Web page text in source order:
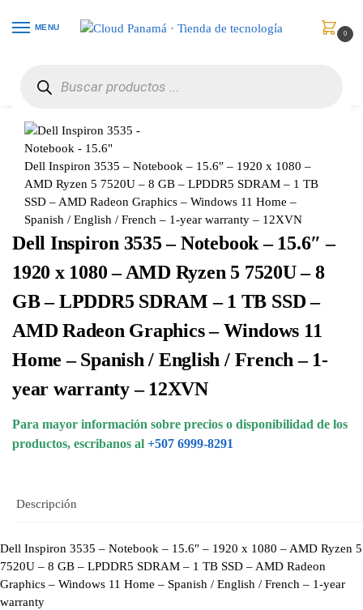
MENU
0
Dell Inspiron 3535 – Notebook – 15.6″ – 1920 x 1080 –
AMD Ryzen 5 7520U – 8 GB – LPDDR5 SDRAM – 1 TB
SSD – AMD Radeon Graphics – Windows 11 Home –
Spanish / English / French – 1-year warranty – 12XVN
Dell Inspiron 3535 – Notebook – 15.6″ –
1920 x 1080 – AMD Ryzen 5 7520U – 8
GB – LPDDR5 SDRAM – 1 TB SSD –
AMD Radeon Graphics – Windows 11
Home – Spanish / English / French – 1-
year warranty – 12XVN
Para mayor información sobre precios o disponibilidad de los
productos, escribanos al +507 6999-8291
Descripción
Dell Inspiron 3535 – Notebook – 15.6″ – 1920 x 1080 – AMD Ryzen 5
7520U – 8 GB – LPDDR5 SDRAM – 1 TB SSD – AMD Radeon
Graphics – Windows 11 Home – Spanish / English / French – 1-year
warranty